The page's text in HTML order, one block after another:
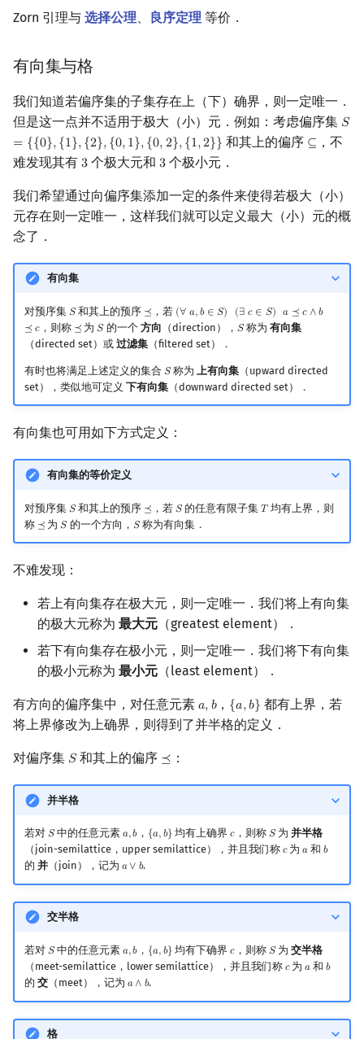
Zorn 引理与 选择公理 良序定理 等价．
有向集与格
我们知道若偏序集的子集存在上（下）确界，则一定唯一．
但是这一点并不适用于极大（小）元．例如：考虑偏序集 𝑆
= {{0},{1},{2},{0,1},{0,2},{1,2}}
S=
和其上的偏序 ⊆
⊆ ，不
难发现其有 3
3 个极大元和 3
3 个极小元．
我们希望通过向偏序集添加一定的条件来使得若极大（小）
元存在则一定唯一，这样我们就可以定义最大（小）元的概
念了．
有向集
对预序集 𝑆
S和其上的预序 ⪯
⪯ ，若 (∀ 𝑎,𝑏 ∈ 𝑆) (∃ 𝑐 ∈ 𝑆) 𝑎 ⪯ 𝑐 ∧𝑏
⪯ 𝑐
(∀ a,b∈S ) ( c∈S ) a⪯ ∧ b⪯c
，则称 ⪯
⪯ 为𝑆
S的一个 方向 （direction）， 𝑆
S称为 有向集
（directed set）或 过滤集（filtered set）．
有时也将满足上述定义的集合 𝑆
S称为 上有向集（upward directed
set），类似地可定义 下有向集（downward directed set）．
有向集也可用如下方式定义：
有向集的等价定义
对预序集 𝑆
S和其上的预序 ⪯
⪯ ，若 𝑆
S的任意有限子集 𝑇
T均有上界，则
称 ⪯
⪯ 为 𝑆
S的一个方向， 𝑆
S称为有向集．
不难发现：
若上有向集存在极大元，则一定唯一．我们将上有向集
的极大元称为 最大元 （greatest element）．
若下有向集存在极小元，则一定唯一．我们将下有向集
的极小元称为 最小元 （least element）．
有方向的偏序集中，对任意元素 𝑎,𝑏
a, b， {𝑎,𝑏}
{a,b} 都有上界，若
将上界修改为上确界，则得到了并半格的定义．
对偏序集 𝑆
S和其上的偏序 ⪯
⪯ ：
并半格
若对 𝑆
S中的任意元素 𝑎,𝑏
a,b， {𝑎,𝑏}
{a,b} 均有上确界𝑐
c，则称 𝑆
S为并半格
（join-semilattice，upper semilattice），并且我们称 𝑐
c为𝑎
a和 𝑏
b
的 并（join），记为 𝑎∨ 𝑏
a∨ b.
交半格
若对 𝑆
S中的任意元素 𝑎,𝑏
a,b， {𝑎,𝑏}
{a,b} 均有下确界𝑐
c，则称 𝑆
S为交半格
（meet-semilattice，lower semilattice），并且我们称 𝑐
c为𝑎
a和 𝑏
b
的 交（meet），记为 𝑎∧ 𝑏
a∧ b.
格